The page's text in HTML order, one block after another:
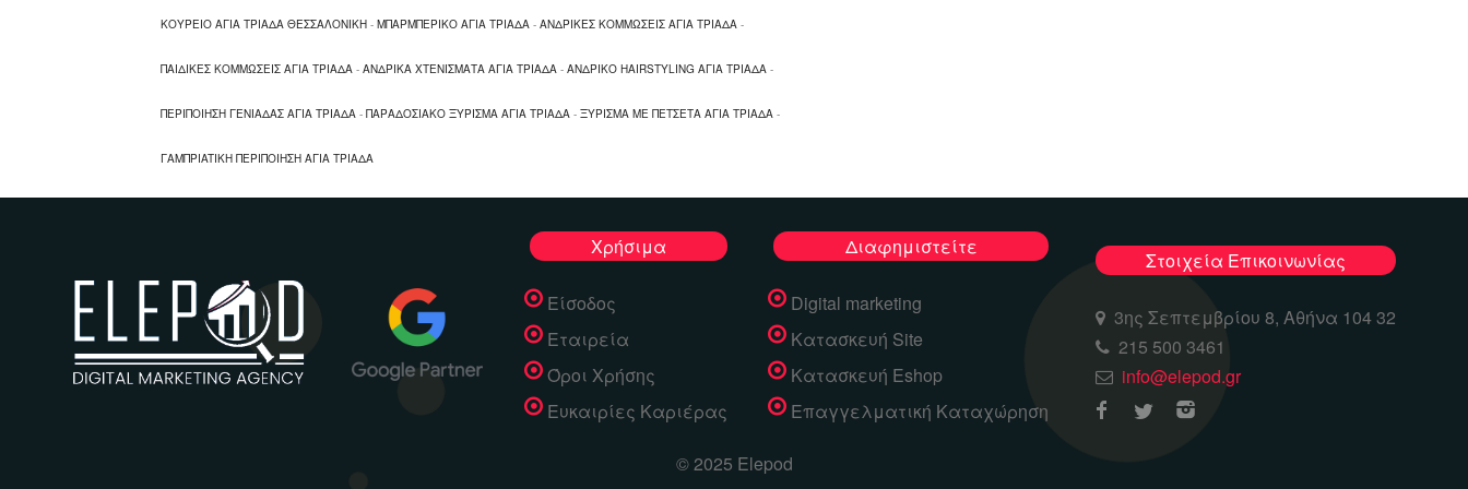
ΚΟΥΡΕΙΟ ΑΓΙΑ ΤΡΙΑΔΑ ΘΕΣΣΑΛΟΝΙΚΗ - ΜΠΑΡΜΠΕΡΙΚΟ ΑΓΙΑ ΤΡΙΑΔΑ - ΑΝΔΡΙΚΕΣ ΚΟΜΜΩΣΕΙΣ ΑΓΙΑ ΤΡΙΑΔΑ -
ΠΑΙΔΙΚΕΣ ΚΟΜΜΩΣΕΙΣ ΑΓΙΑ ΤΡΙΑΔΑ - ΑΝΔΡΙΚΑ ΧΤΕΝΙΣΜΑΤΑ ΑΓΙΑ ΤΡΙΑΔΑ - ΑΝΔΡΙΚΟ HAIRSTYLING ΑΓΙΑ ΤΡΙΑΔΑ -
ΠΕΡΙΠΟΙΗΣΗ ΓΕΝΙΑΔΑΣ ΑΓΙΑ ΤΡΙΑΔΑ - ΠΑΡΑΔΟΣΙΑΚΟ ΞΥΡΙΣΜΑ ΑΓΙΑ ΤΡΙΑΔΑ - ΞΥΡΙΣΜΑ ΜΕ ΠΕΤΣΕΤΑ ΑΓΙΑ ΤΡΙΑΔΑ -
ΓΑΜΠΡΙATIΚΗ ΠΕΡΙΠΟΙΗΣΗ ΑΓΙΑ ΤΡΙΑΔΑ
Χρήσιμα
Είσοδος
Εταιρεία
Όροι Χρήσης
Ευκαιρίες Καριέρας
Διαφημιστείτε
Digital marketing
Κατασκευή Site
Κατασκευή Eshop
Επαγγελματική Καταχώρηση
Στοιχεία Επικοινωνίας
3ης Σεπτεμβρίου 8, Αθήνα 104 32
215 500 3461
info@elepod.gr
© 2025 Elepod